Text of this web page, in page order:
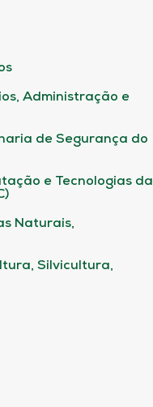
Administração e
de Segurança do
e Tecnologias da
Naturais,
Silvicultura,